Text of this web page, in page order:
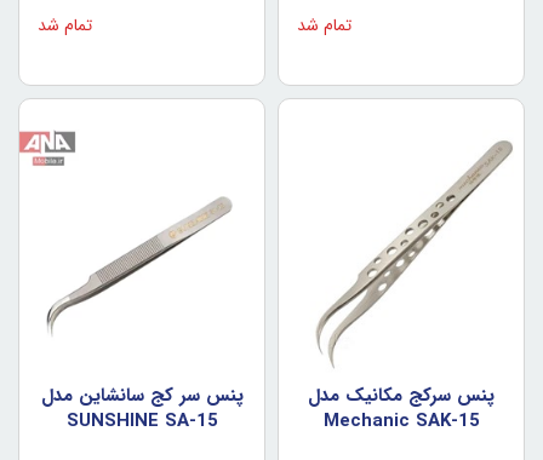
تمام شد تمام شد
پنس سرکج مکانيک مدل
Mechanic SAK-15
پنس سر کج سانشاين مدل
SUNSHINE SA-15